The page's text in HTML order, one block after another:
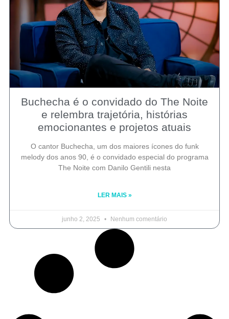
Buchecha é o convidado do The Noite
e relembra trajetória, histórias
emocionantes e projetos atuais
O cantor Buchecha, um dos maiores ícones do funk
melody dos anos 90, é o convidado especial do programa
The Noite com Danilo Gentili nesta
LER MAIS »
junho 2, 2025 Nenhum comentário